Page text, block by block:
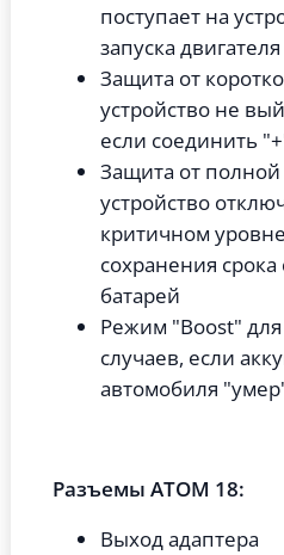
поступает на
запуска двигателя
Защита от
устройство не
если соединить
Защита от полной
устройство
критичном
сохранения
батарей
Режим "Boost"
случаев, если
автомобиля
Разъемы ATOM 18:
Выход адаптера